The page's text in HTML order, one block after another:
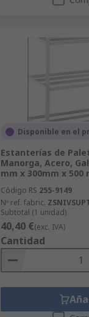
Disponible en el
Estanterías de
Manorga, Acero,
mm x 300mm x 500
Código RS 255-9149
Nº ref. fabric.
Subtotal (1 unidad)
40,40 €(exc. IVA)
Cantidad